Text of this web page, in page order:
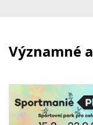
Významné